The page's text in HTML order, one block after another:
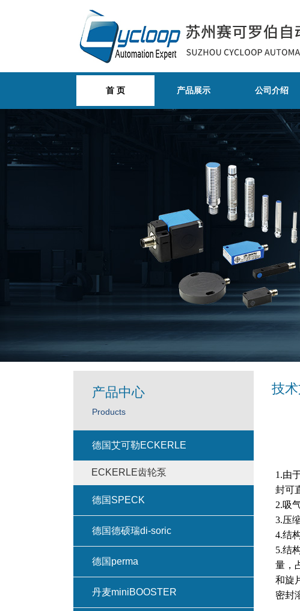
首 页 产品展示 公司介绍
技
1.由
封可
2.吸
3.压
4.结
5.结
量，
和旋
密封
产品中心
Products
德国艾可勒ECKERLE
ECKERLE齿轮泵
德国SPECK
德国德硕瑞di-soric
德国perma
丹麦miniBOOSTER